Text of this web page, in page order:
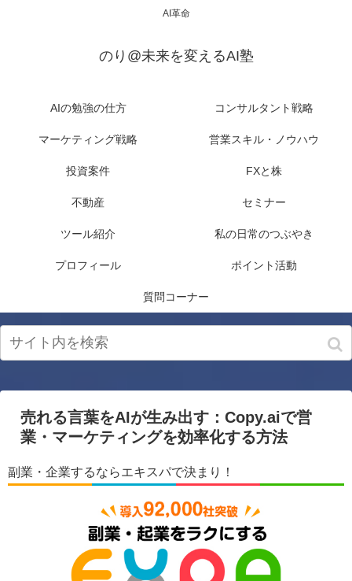
AI革命
のり@未来を変えるAI塾
AIの勉強の仕方 コンサルタント戦略
マーケティング戦略 営業スキル・ノウハウ
投資案件 FXと株
不動産 セミナー
ツール紹介 私の日常のつぶやき
プロフィール ポイント活動
質問コーナー
売れる言葉をAIが生み出す：Copy.aiで営
業・マーケティングを効率化する方法
副業・企業するならエキスパで決まり！